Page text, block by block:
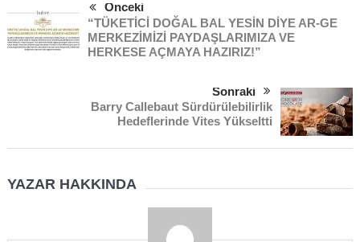
Önceki
“TÜKETİCİ DOĞAL BAL YESİN DİYE AR-GE
MERKEZİMİZİ PAYDAŞLARIMIZA VE
HERKESE AÇMAYA HAZIRIZ!”
Sonraki
Barry Callebaut Sürdürülebilirlik
Hedeflerinde Vites Yükseltti
YAZAR HAKKINDA